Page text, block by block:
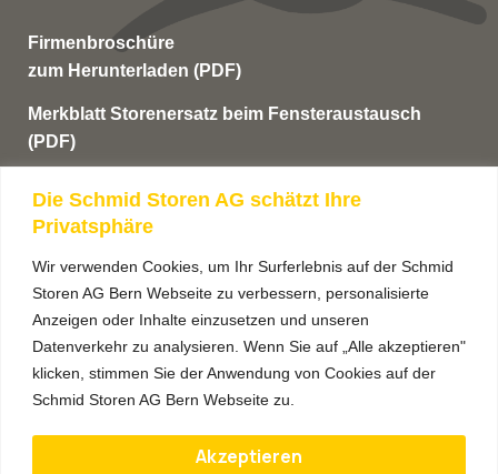
Die Schmid Storen AG schätzt Ihre
Privatsphäre
Wir verwenden Cookies, um Ihr Surferlebnis auf der Schmid
Storen AG Bern Webseite zu verbessern, personalisierte
Anzeigen oder Inhalte einzusetzen und unseren
Datenverkehr zu analysieren. Wenn Sie auf „Alle akzeptieren"
klicken, stimmen Sie der Anwendung von Cookies auf der
Schmid Storen AG Bern Webseite zu.
Akzeptieren
Firmenbroschüre
zum Herunterladen (PDF)
Merkblatt Storenersatz beim Fensteraustausch
(PDF)
Anmeldung Newsletter